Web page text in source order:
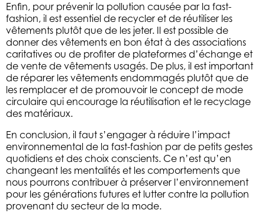
Enfin, pour prévenir la pollution causée par la fast-
fashion, il est essentiel de recycler et de réutiliser les
vêtements plutôt que de les jeter. Il est possible de
donner des vêtements en bon état à des associations
caritatives ou de profiter de plateformes d’échange et
de vente de vêtements usagés. De plus, il est important
de réparer les vêtements endommagés plutôt que de
les remplacer et de promouvoir le concept de mode
circulaire qui encourage la réutilisation et le recyclage
des matériaux.
En conclusion, il faut s’engager à réduire l’impact
environnemental de la fast-fashion par de petits gestes
quotidiens et des choix conscients. Ce n’est qu’en
changeant les mentalités et les comportements que
nous pourrons contribuer à préserver l’environnement
pour les générations futures et lutter contre la pollution
provenant du secteur de la mode.